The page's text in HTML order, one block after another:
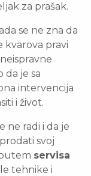
za prašak.
se ne zna da
kvarova pravi
da je sa
intervencija
i život.
ne radi i da je
svoj
servisa
tehnike i